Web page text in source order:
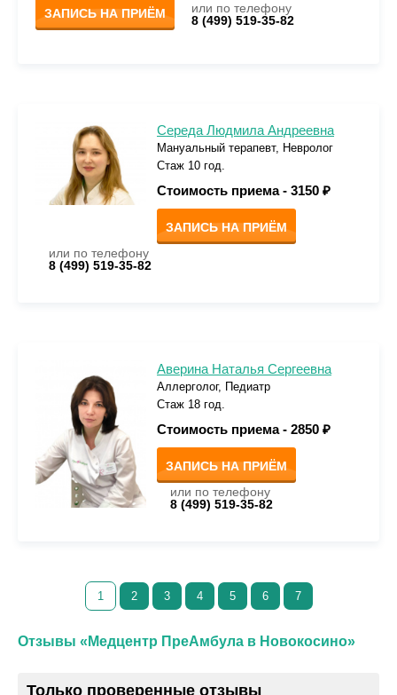
ЗАПИСЬ НА ПРИЁМ
или по телефону
8 (499) 519-35-82
Середа Людмила Андреевна
Мануальный терапевт, Невролог
Стаж 10 год.
Стоимость приема - 3150 ₽
ЗАПИСЬ НА ПРИЁМ
или по телефону
8 (499) 519-35-82
Аверина Наталья Сергеевна
Аллерголог, Педиатр
Стаж 18 год.
Стоимость приема - 2850 ₽
ЗАПИСЬ НА ПРИЁМ
или по телефону
8 (499) 519-35-82
1 2 3 4 5 6 7
Отзывы «Медцентр ПреАмбула в Новокосино»
Только проверенные отзывы